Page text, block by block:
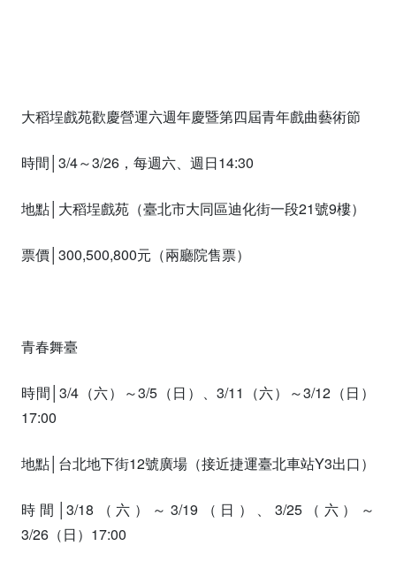
大稻埕戲苑歡慶營運六週年慶暨第四屆青年戲曲藝術節
時間│3/4～3/26，每週六、週日14:30
地點│大稻埕戲苑（臺北市大同區迪化街一段21號9樓）
票價│300,500,800元（兩廳院售票）
青春舞臺
時間│3/4（六）～3/5（日）、3/11（六）～3/12（日）
17:00
地點│台北地下街12號廣場（接近捷運臺北車站Y3出口）
時間│3/18（六）～3/19（日）、3/25（六）～
3/26（日）17:00